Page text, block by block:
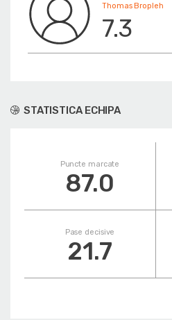
Thomas Bropleh
7.3
STATISTICA ECHIPA
Puncte marcate
87.0
Pase decisive
21.7